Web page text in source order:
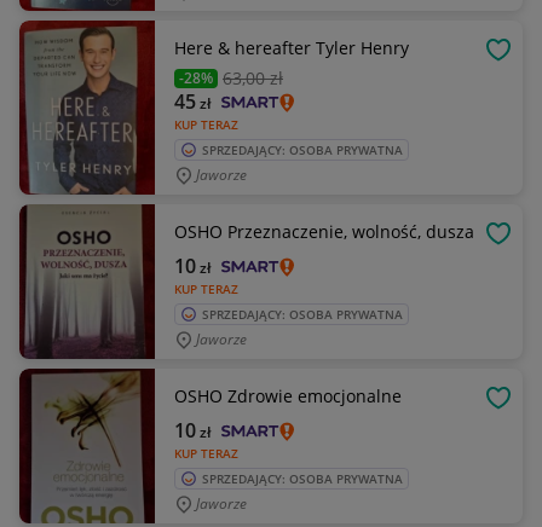
Here & hereafter Tyler Henry
-28% 63,00 zł
KUP TERAZ
45zł
SPRZEDAJĄCY: OSOBA PRYWATNA
Jaworze
OSHO Przeznaczenie, wolność, dusza
KUP TERAZ
10zł
SPRZEDAJĄCY: OSOBA PRYWATNA
Jaworze
OSHO Zdrowie emocjonalne
KUP TERAZ
10zł
SPRZEDAJĄCY: OSOBA PRYWATNA
Jaworze